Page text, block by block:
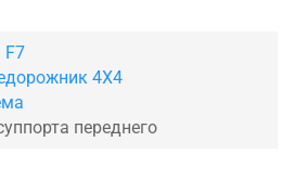
F7
4X4
переднего